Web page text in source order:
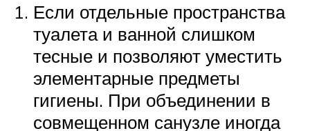
Если отдельные пространства
туалета и ванной слишком
тесные и позволяют уместить
элементарные предметы
гигиены. При объединении в
совмещенном санузле иногда